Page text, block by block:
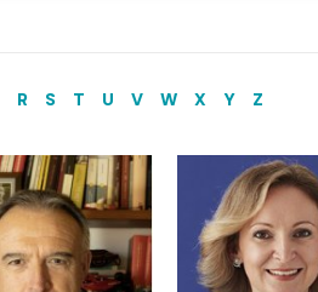
R S T U V W X Y Z